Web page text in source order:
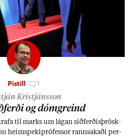
Pistill 1
Kristjánsson
og dómgreind
til marks um lág­an sið­ferð­is­þrösk­
heim­speki­pró­fess­or rann­sak­aði per­